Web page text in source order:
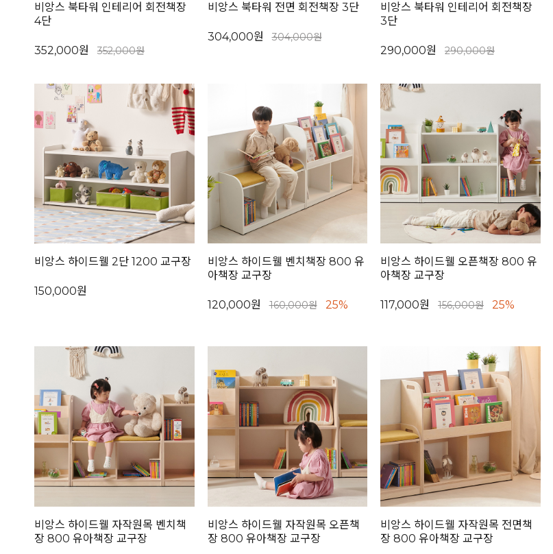
비앙스 북타워 인테리어 회전책장
4단
352,000원 352,000원
비앙스 북타워 전면 회전책장 3단
304,000원 304,000원
비앙스 북타워 인테리어 회전책장
3단
290,000원 290,000원
비앙스 하이드웰 2단 1200 교구장
150,000원
비앙스 하이드웰 벤치책장 800 유
아책장 교구장
120,000원 160,000원 25%
비앙스 하이드웰 오픈책장 800 유
아책장 교구장
117,000원 156,000원 25%
비앙스 하이드웰 자작원목 벤치책
장 800 유아책장 교구장
비앙스 하이드웰 자작원목 오픈책
장 800 유아책장 교구장
비앙스 하이드웰 자작원목 전면책
장 800 유아책장 교구장